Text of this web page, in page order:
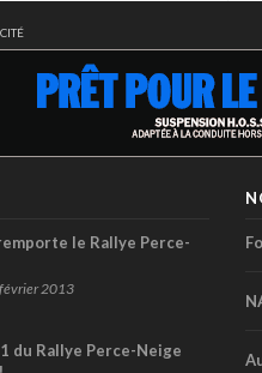
le Rallye Perce-
2013
du Rallye Perce-Neige